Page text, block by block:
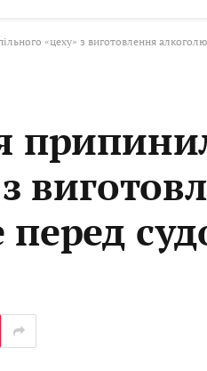
«цеху» з виготовлення